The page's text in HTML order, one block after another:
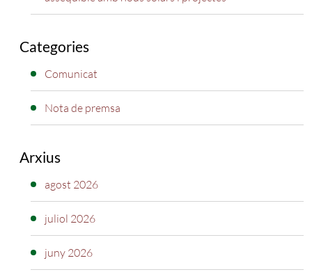
Categories
Comunicat
Nota de premsa
Arxius
agost 2026
juliol 2026
juny 2026